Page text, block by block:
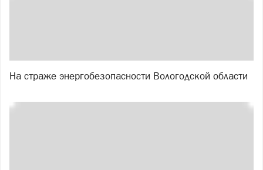
На страже энергобезопасности Вологодской области